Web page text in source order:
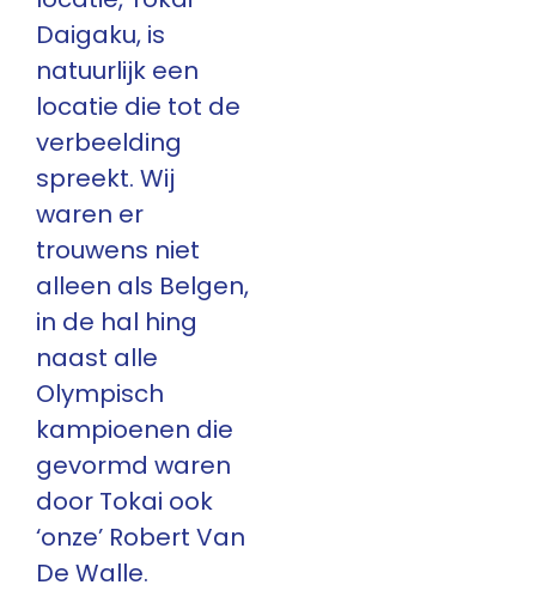
Daigaku, is
natuurlijk een
locatie die tot de
verbeelding
spreekt. Wij
waren er
trouwens niet
alleen als Belgen,
in de hal hing
naast alle
Olympisch
kampioenen die
gevormd waren
door Tokai ook
‘onze’ Robert Van
De Walle.